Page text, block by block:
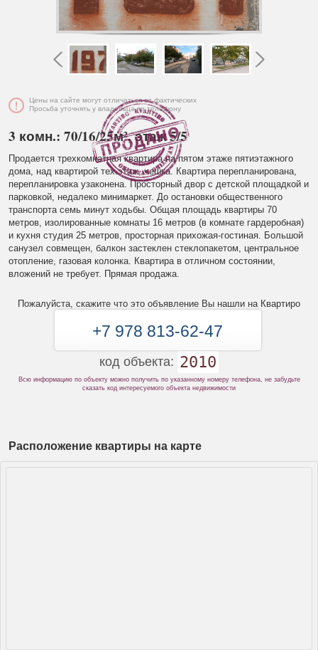
Цены на сайте могут отличаться от фактических
Просьба уточнять у владельца по телефону
3 комн.: 70/16/25м², этаж 5/5
Продается трехкомнатная квартира на пятом этаже пятиэтажного
дома, над квартирой тех.этаж, чешка. Квартира перепланирована,
перепланировка узаконена. Просторный двор с детской площадкой и
парковкой, недалеко минимаркет. До остановки общественного
транспорта семь минут ходьбы. Общая площадь квартиры 70
метров, изолированные комнаты 16 метров (в комнате гардеробная)
и кухня студия 25 метров, просторная прихожая-гостиная. Большой
санузел совмещен, балкон застеклен стеклопакетом, центральное
отопление, газовая колонка. Квартира в отличном состоянии,
вложений не требует. Прямая продажа.
Пожалуйста, скажите что это объявление Вы нашли на Квартиро
+7 978 813-62-47
код объекта: 2010
Всю информацию по объекту можно получить по указанному номеру телефона, не забудьте
сказать код интересуемого объекта недвижимости
Расположение квартиры на карте